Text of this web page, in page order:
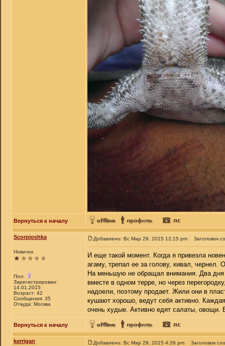
Вернуться к началу
Scorpioshka
Новичок
Пол:
Зарегистрирован:
14.01.2015
Возраст: 42
Сообщения: 35
Откуда: Москва
Добавлено: Вс Мар 29, 2015 12:15 pm Заголовок
И еще такой момент. Когда я привезла
агаму, трепал ее за голову, кивал, чернел.
На меньшую не обращал внимания. Два дня
вместе в одном терре, но через
надоели, поэтому продает. Жили они в
кушают хорошо, ведут себя активно.
очень худые. Активно едят салаты,
Вернуться к началу
kerrigan Добавлено: Вс Мар 29, 2015 4:26 pm Заголовок